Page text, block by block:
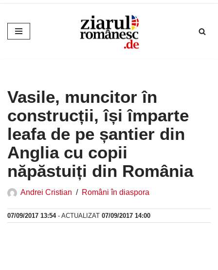
Sari
la
Vasile, muncitor în
construcții, își împarte
leafa de pe șantier din
Anglia cu copii
năpăstuiți din România
Andrei Cristian Români în diaspora
07/09/2017 13:54- ACTUALIZAT 07/09/2017 14:00